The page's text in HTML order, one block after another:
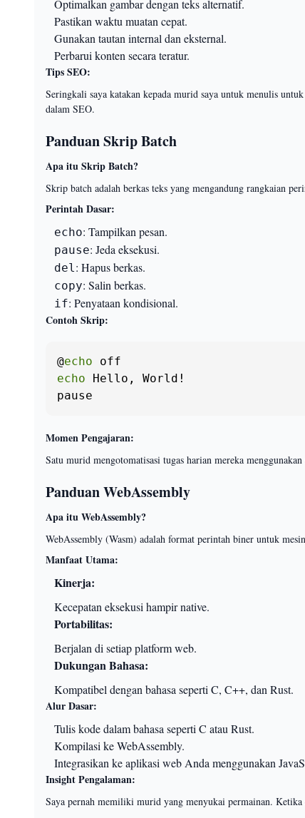
Optimalkan gambar dengan teks alternatif.
Pastikan waktu muatan cepat.
Gunakan tautan internal dan eksternal.
Perbarui konten secara teratur.
Tips SEO:
Seringkali saya katakan kepada murid saya untuk menulis
dalam SEO.
Panduan Skrip Batch
Apa itu Skrip Batch?
Skrip batch adalah berkas teks yang mengandung rangkaian
Perintah Dasar:
echo: Tampilkan pesan.
pause: Jeda eksekusi.
del: Hapus berkas.
copy: Salin berkas.
if: Penyataan kondisional.
Contoh Skrip:
@echo
echo Hello, World!
pause
Momen Pengajaran:
Satu murid mengotomatisasi tugas harian mereka
Panduan WebAssembly
Apa itu WebAssembly?
WebAssembly (Wasm) adalah format perintah biner untuk
Manfaat Utama:
Kinerja:
Kecepatan eksekusi hampir native.
Portabilitas:
Berjalan di setiap platform web.
Dukungan Bahasa:
Kompatibel dengan bahasa seperti C, C++, dan Rust.
Alur Dasar:
Tulis kode dalam bahasa seperti C atau Rust.
Kompilasi ke WebAssembly.
Integrasikan ke aplikasi web Anda menggunakan
Insight Pengalaman:
Saya pernah memiliki murid yang menyukai permainan.